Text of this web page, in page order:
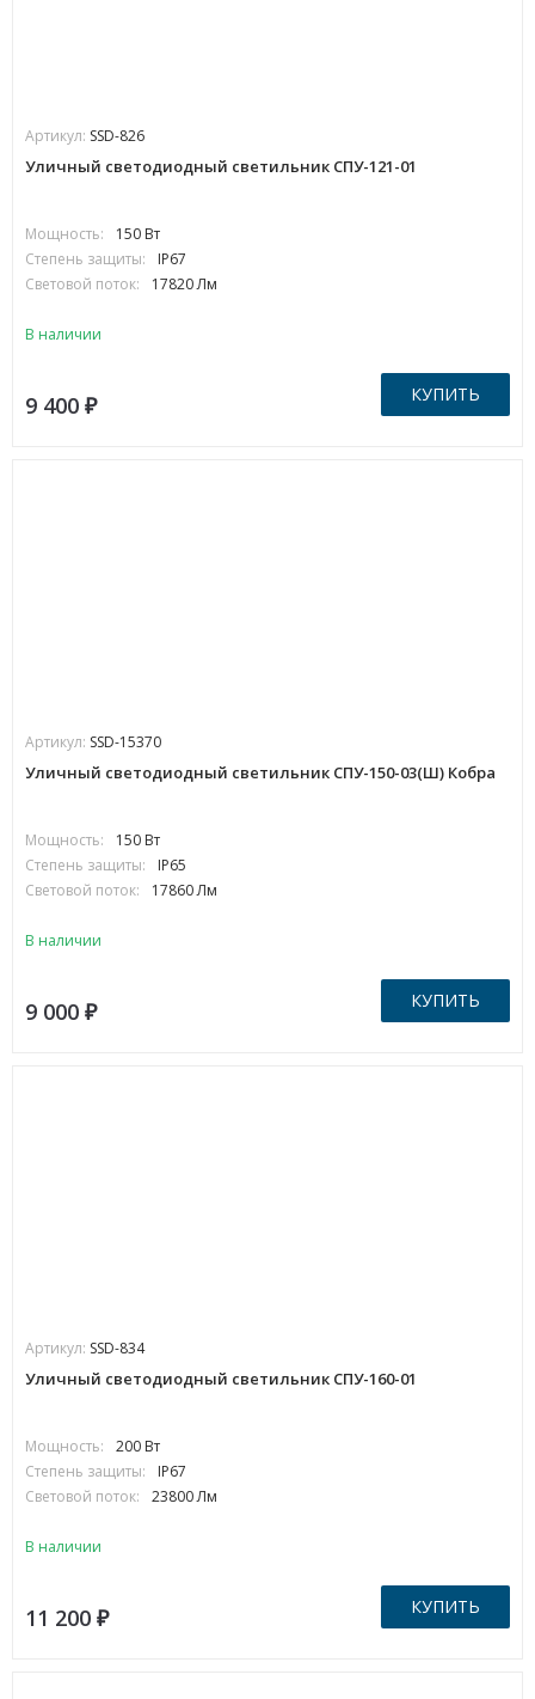
Артикул: SSD-826
Уличный светодиодный светильник СПУ-121-01
Мощность:
150 Вт
Степень защиты:
IP67
Световой поток:
17820 Лм
В наличии
9 400 ₽ КУПИТЬ
Артикул: SSD-15370
Уличный светодиодный светильник СПУ-150-03(Ш) Кобра
Мощность:
150 Вт
Степень защиты:
IP65
Световой поток:
17860 Лм
В наличии
9 000 ₽ КУПИТЬ
Артикул: SSD-834
Уличный светодиодный светильник СПУ-160-01
Мощность:
200 Вт
Степень защиты:
IP67
Световой поток:
23800 Лм
В наличии
11 200 ₽ КУПИТЬ